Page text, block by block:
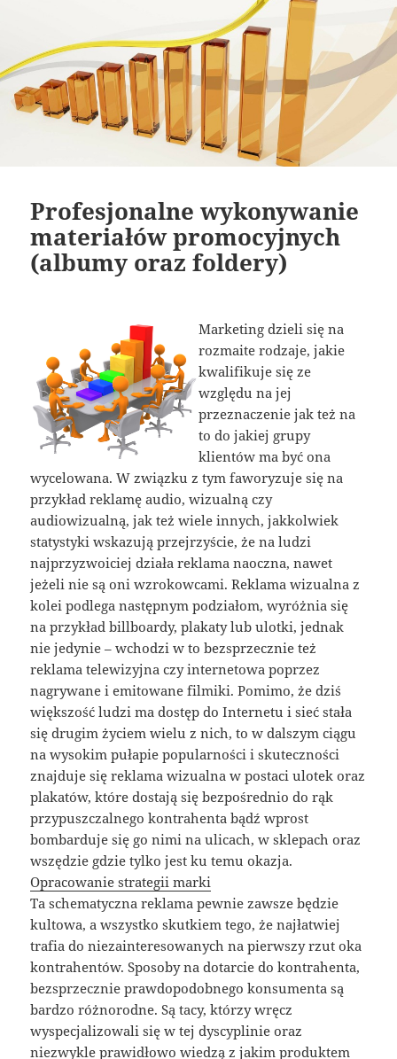
Profesjonalne wykonywanie
materiałów promocyjnych
(albumy oraz foldery)
Marketing dzieli się na
rozmaite rodzaje, jakie
kwalifikuje się ze
względu na jej
przeznaczenie jak też na
to do jakiej grupy
klientów ma być ona
wycelowana. W związku z tym faworyzuje się na
przykład reklamę audio, wizualną czy
audiowizualną, jak też wiele innych, jakkolwiek
statystyki wskazują przejrzyście, że na ludzi
najprzyzwoiciej działa reklama naoczna, nawet
jeżeli nie są oni wzrokowcami. Reklama wizualna z
kolei podlega następnym podziałom, wyróżnia się
na przykład billboardy, plakaty lub ulotki, jednak
nie jedynie – wchodzi w to bezsprzecznie też
reklama telewizyjna czy internetowa poprzez
nagrywane i emitowane filmiki. Pomimo, że dziś
większość ludzi ma dostęp do Internetu i sieć stała
się drugim życiem wielu z nich, to w dalszym ciągu
na wysokim pułapie popularności i skuteczności
znajduje się reklama wizualna w postaci ulotek oraz
plakatów, które dostają się bezpośrednio do rąk
przypuszczalnego kontrahenta bądź wprost
bombarduje się go nimi na ulicach, w sklepach oraz
wszędzie gdzie tylko jest ku temu okazja.
Opracowanie strategii marki
Ta schematyczna reklama pewnie zawsze będzie
kultowa, a wszystko skutkiem tego, że najłatwiej
trafia do niezainteresowanych na pierwszy rzut oka
kontrahentów. Sposoby na dotarcie do kontrahenta,
bezsprzecznie prawdopodobnego konsumenta są
bardzo różnorodne. Są tacy, którzy wręcz
wyspecjalizowali się w tej dyscyplinie oraz
niezwykle prawidłowo wiedzą z jakim produktem